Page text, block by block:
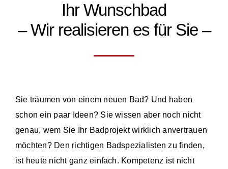
Ihr Wunschbad
– Wir realisieren es für Sie –
Sie träumen von einem neuen Bad? Und haben
schon ein paar Ideen? Sie wissen aber noch nicht
genau, wem Sie Ihr Badprojekt wirklich anvertrauen
möchten? Den richtigen Badspezialisten zu finden,
ist heute nicht ganz einfach. Kompetenz ist nicht